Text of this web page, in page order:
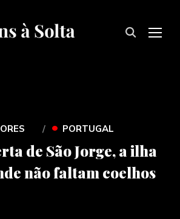
• PORTUGAL
de São Jorge, a ilha
não faltam coelhos